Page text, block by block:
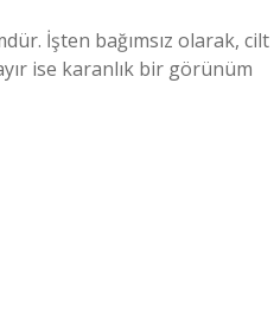
İşten bağımsız olarak, cilt
ise karanlık bir görünüm